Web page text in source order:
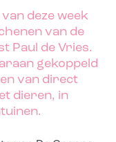
deze week
van de
Paul de Vries.
gekoppeld
van direct
dieren, in